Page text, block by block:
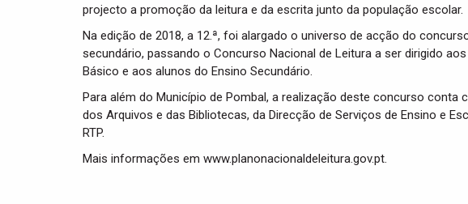
projecto a promoção da leitura e da escrita junto da população escolar.
Na edição de 2018, a 12.ª, foi alargado o universo de acção do
secundário, passando o Concurso Nacional de Leitura a ser dirigido
Básico e aos alunos do Ensino Secundário.
Para além do Município de Pombal, a realização deste concurso conta
dos Arquivos e das Bibliotecas, da Direcção de Serviços de Ensino e
RTP.
Mais informações em www.planonacionaldeleitura.gov.pt.